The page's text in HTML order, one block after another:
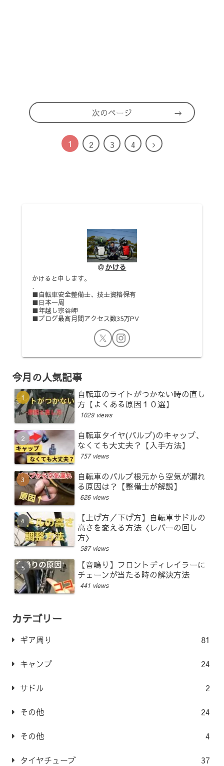
次のページ
1 2 3 4
次
かける
かけると申します。
.
■自転車安全整備士、技士資格保有
■日本一周
■年越し宗谷岬
■ブログ最高月間アクセス数35万PV
今月の人気記事
自転車のライトがつかない時の直し
方【よくある原因１０選】
1029 views
自転車タイヤ(バルブ)のキャップ、
なくても大丈夫？【入手方法】
757 views
自転車のバルブ根元から空気が漏れ
る原因は？【整備士が解説】
626 views
【上げ方／下げ方】自転車サドルの
高さを変える方法〈レバーの回し
方〉
587 views
【音鳴り】フロントディレイラーに
チェーンが当たる時の解決方法
441 views
カテゴリー
ギア周り 81
キャンプ 24
サドル 2
その他 24
その他 4
タイヤチューブ 37